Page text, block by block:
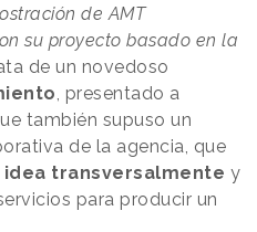
de AMT
su proyecto basado en la
de un novedoso
, presentado a
también supuso un
de la agencia, que
idea transversalmente y
para producir un